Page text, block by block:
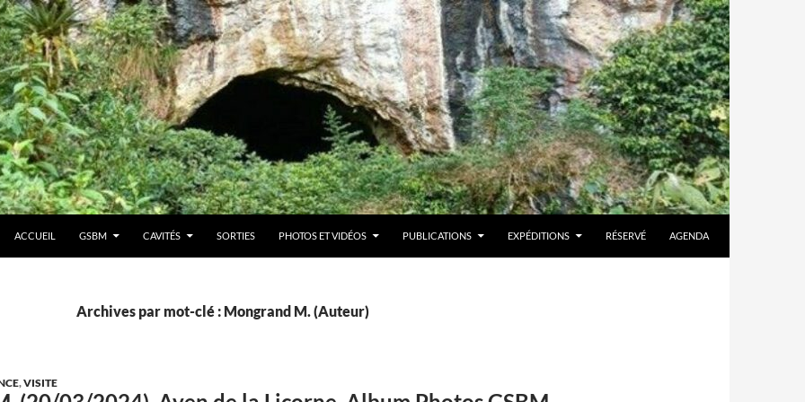
ACCUEIL GSBM CAVITÉS SORTIES PHOTOS ET VIDÉOS PUBLICATIONS EXPÉDITIONS RÉSERVÉ AGENDA
Archives par mot-clé : Mongrand M. (Auteur)
,VISITE